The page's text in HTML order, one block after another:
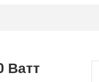
Ватт